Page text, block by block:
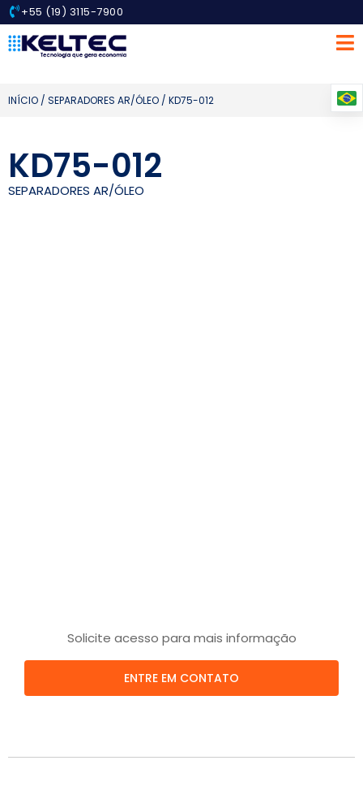
+55 (19) 3115-7900
INÍCIO / SEPARADORES AR/ÓLEO / KD75-012
KD75-012
SEPARADORES AR/ÓLEO
Solicite acesso para mais informação
ENTRE EM CONTATO